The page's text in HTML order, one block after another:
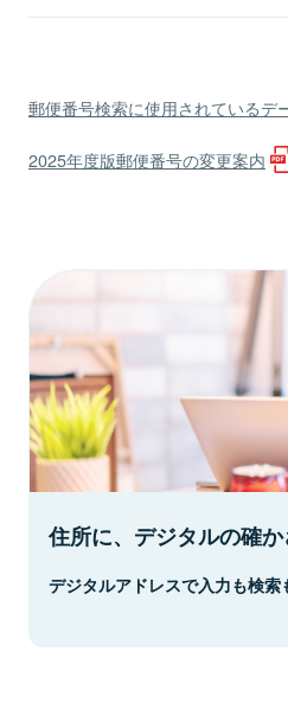
郵便番号検索に使用されているデ
2025年度版郵便番号の変更案内
住所に、デジタルの確か
デジタルアドレスで入力も検索